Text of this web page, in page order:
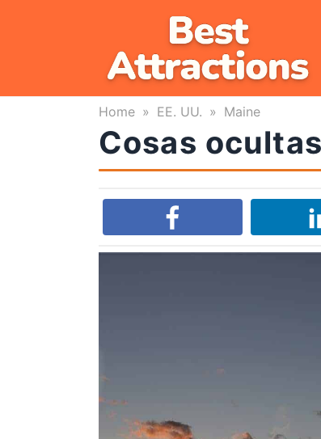
Home » EE. UU. » Maine
Cosas